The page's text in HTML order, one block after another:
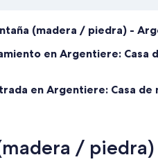
(madera / piedra) -
en Argentiere:
en Argentiere: Casa
/